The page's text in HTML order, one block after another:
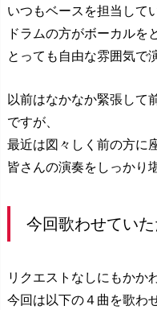
いつもベースを担当して
ドラムの方がボーカルを
とっても自由な雰囲気で
以前はなかなか緊張して
ですが、
最近は図々しく前の方に
皆さんの演奏をしっかり
今回歌わせてい
リクエストなしにもかか
今回は以下の４曲を歌わ